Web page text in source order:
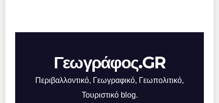
Γεωγράφος.GR
Περιβαλλοντικό, Γεωγραφικό, Γεωπολιτικό,
Τουριστικό blog.